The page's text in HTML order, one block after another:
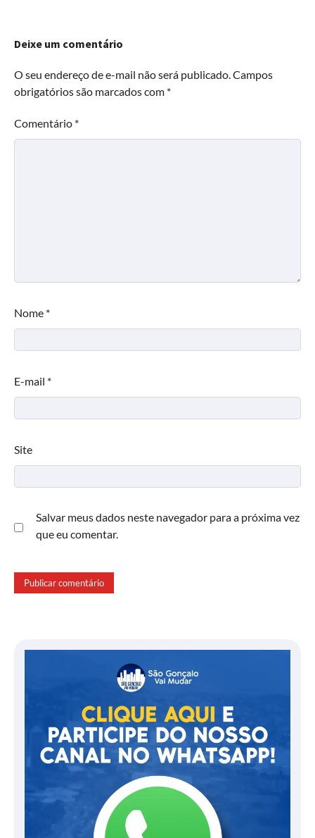
Deixe um comentário
O seu endereço de e-mail não será publicado.Campos
obrigatórios são marcados com *
Comentário *
Nome *
E-mail *
Site
Salvar meus dados neste navegador para a próxima vez
que eu comentar.